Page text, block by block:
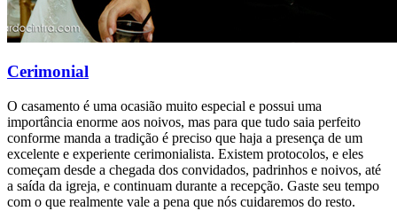
Cerimonial
O casamento é uma ocasião muito especial e possui uma
importância enorme aos noivos, mas para que tudo saia perfeito
conforme manda a tradição é preciso que haja a presença de um
excelente e experiente cerimonialista. Existem protocolos, e eles
começam desde a chegada dos convidados, padrinhos e noivos, até
a saída da igreja, e continuam durante a recepção. Gaste seu tempo
com o que realmente vale a pena que nós cuidaremos do resto.